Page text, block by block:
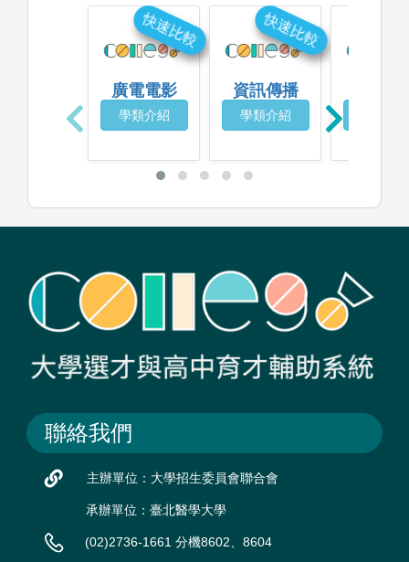
廣電電影
學類介紹
快速比較
資訊傳播
學類介紹
快速比較
聯絡我們
主辦單位：大學招生委員會聯合會
承辦單位：臺北醫學大學
(02)2736-1661 分機8602、8604